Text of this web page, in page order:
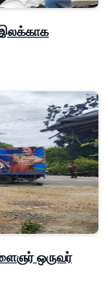
இலக்காக
ஒருவர்